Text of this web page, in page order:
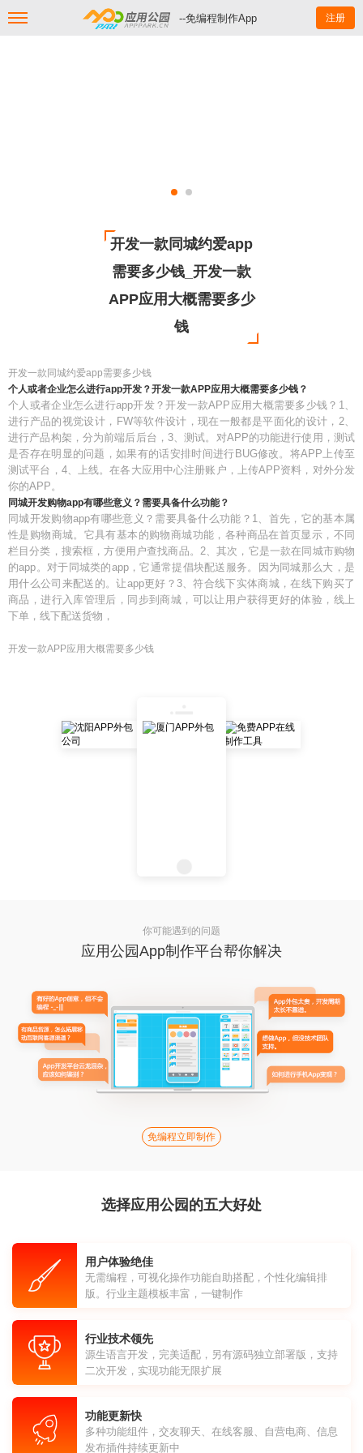
--免编程制作App 注册
开发一款同城约爱app
需要多少钱_开发一款
APP应用大概需要多少
钱
开发一款同城约爱app需要多少钱
个人或者企业怎么进行app开发？开发一款APP应用大概需要多少钱？
个人或者企业怎么进行app开发？开发一款APP应用大概需要多少钱？1、
进行产品的视觉设计，FW等软件设计，现在一般都是平面化的设计，2、
进行产品构架，分为前端后后台，3、测试。对APP的功能进行使用，测试
是否存在明显的问题，如果有的话安排时间进行BUG修改。将APP上传至
测试平台，4、上线。在各大应用中心注册账户，上传APP资料，对外分发
你的APP。
同城开发购物app有哪些意义？需要具备什么功能？
同城开发购物app有哪些意义？需要具备什么功能？1、首先，它的基本属
性是购物商城。它具有基本的购物商城功能，各种商品在首页显示，不同
栏目分类，搜索框，方便用户查找商品。2、其次，它是一款在同城市购物
的app。对于同城类的app，它通常提倡块配送服务。因为同城那么大，是
用什么公司来配送的。让app更好？3、符合线下实体商城，在线下购买了
商品，进行入库管理后，同步到商城，可以让用户获得更好的体验，线上
下单，线下配送货物，
开发一款APP应用大概需要多少钱
你可能遇到的问题
应用公园App制作平台帮你解决
免编程立即制作
选择应用公园的五大好处
用户体验绝佳
无需编程，可视化操作功能自助搭配，个性化编辑排
版。行业主题模板丰富，一键制作
行业技术领先
源生语言开发，完美适配，另有源码独立部署版，支持
二次开发，实现功能无限扩展
功能更新快
多种功能组件，交友聊天、在线客服、自营电商、信息
发布插件持续更新中